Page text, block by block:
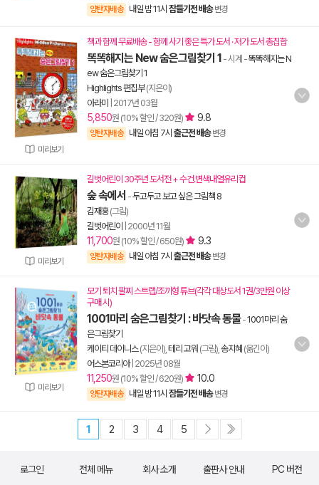
양탄자배송 내일 밤 11시 잠들기전 배송 변경
미리보기
책과 함께 무료배송 - 함께 사기 좋은 특가 도서 · 저가 도서 총집합
똑똑해지는 New 숨은그림찾기 1 - 시계 -똑똑해지는 N
ew 숨은그림찾기 1
Highlights 편집부(지은이)
아라미
2017년 03월
5,850원 (10% 할인 / 320원) 9.8
양탄자배송 내일 아침 7시 출근전 배송 변경
미리보기
길벗어린이 30주년 도서전 + 수건.변색내열유리컵
숲 속에서 -두고두고 보고 싶은 그림책 8
김재홍(그림)
길벗어린이
2000년 11월
11,700원 (10% 할인 / 650원) 9.3
양탄자배송 내일 아침 7시 출근전 배송 변경
미리보기
모기 퇴치 팔찌 스트랩/조끼형 튜브(각각 대상도서 1권/3만원 이상
구매 시)
1001마리 숨은그림찾기 : 바닷속 동물-1001마리 숨
은그림찾기
케이티 데이니스(지은이), 테리 고워 (그림), 송지혜 (옮긴이)
어스본코리아| 2025년 08월
11,250원 (10% 할인 / 620원) 10.0
양탄자배송 내일 밤 11시 잠들기전 배송 변경
1 2 3 4 5
로그인 전체 메뉴 회사 소개 출판사 안내 PC 버전